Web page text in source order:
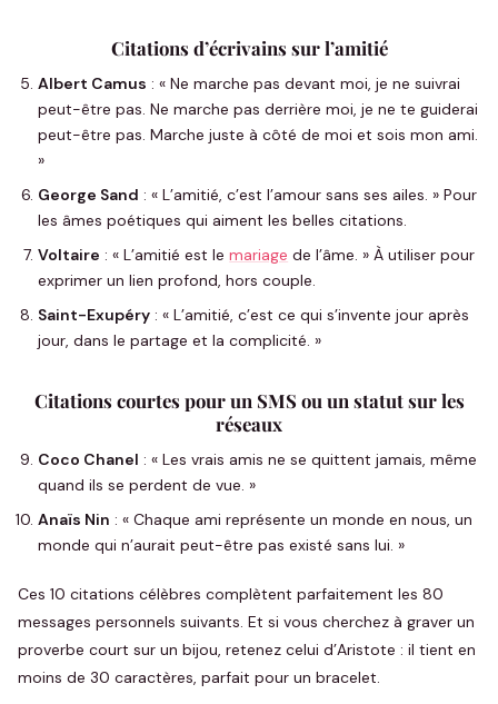
Citations d’écrivains sur l’amitié
Albert Camus : « Ne marche pas devant moi, je ne suivrai
peut-être pas. Ne marche pas derrière moi, je ne te guiderai
peut-être pas. Marche juste à côté de moi et sois mon ami.
»
George Sand : « L’amitié, c’est l’amour sans ses ailes. » Pour
les âmes poétiques qui aiment les belles citations.
Voltaire : « L’amitié est lemariage de l’âme. » À utiliser pour
exprimer un lien profond, hors couple.
Saint-Exupéry : « L’amitié, c’est ce qui s’invente jour après
jour, dans le partage et la complicité. »
Citations courtes pour un SMS ou un statut sur les
réseaux
Coco Chanel : « Les vrais amis ne se quittent jamais, même
quand ils se perdent de vue. »
Anaïs Nin : « Chaque ami représente un monde en nous, un
monde qui n’aurait peut-être pas existé sans lui. »
Ces 10 citations célèbres complètent parfaitement les 80
messages personnels suivants. Et si vous cherchez à graver un
proverbe court sur un bijou, retenez celui d’Aristote : il tient en
moins de 30 caractères, parfait pour un bracelet.